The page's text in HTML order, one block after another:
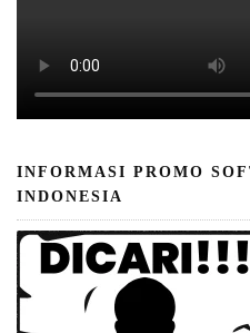
INFORMASI PROMO
INDONESIA